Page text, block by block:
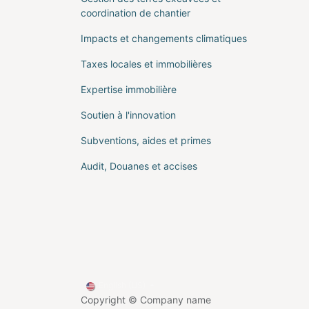
coordination de chantier
Impacts et changements climatiques
Taxes locales et immobilières
Expertise immobilière
Soutien à l'innovation
Subventions, aides et primes
Audit, Douanes et accises
Copyright © Company name